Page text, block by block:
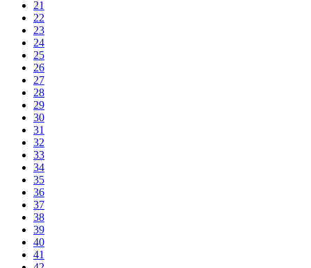
21
22
23
24
25
26
27
28
29
30
31
32
33
34
35
36
37
38
39
40
41